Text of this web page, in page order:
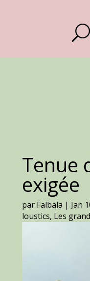
Tenue
exigée
par Falbala | Jan
loustics, Les